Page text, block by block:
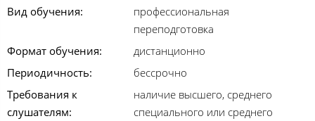
Вид обучения:
профессиональная
переподготовка
Формат обучения:
дистанционно
Периодичность:
бессрочно
Требования к
слушателям:
наличие высшего, среднего
специального или среднего